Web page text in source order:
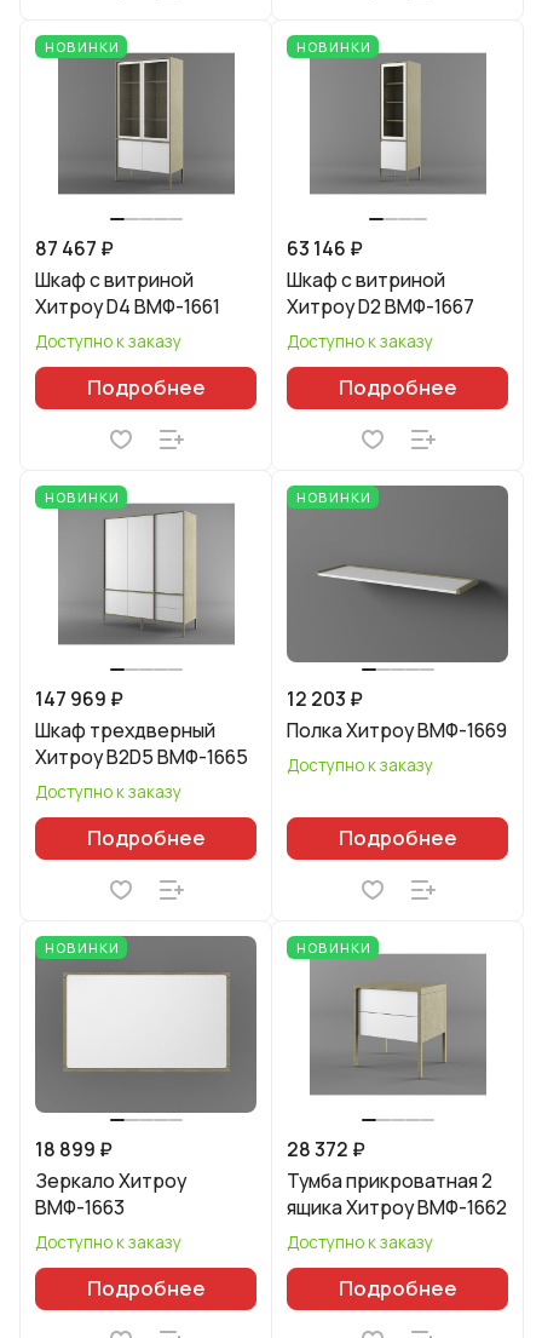
НОВИНКИ
87 467 ₽
Шкаф с витриной
Хитроу D4 ВМФ-1661
Доступно к заказу
Подробнее
НОВИНКИ
63 146 ₽
Шкаф с витриной
Хитроу D2 ВМФ-1667
Доступно к заказу
Подробнее
НОВИНКИ
147 969 ₽
Шкаф трехдверный
Хитроу В2D5 ВМФ-1665
Доступно к заказу
Подробнее
НОВИНКИ
12 203 ₽
Полка Хитроу ВМФ-1669
Доступно к заказу
Подробнее
НОВИНКИ
18 899 ₽
Зеркало Хитроу
ВМФ-1663
Доступно к заказу
Подробнее
НОВИНКИ
28 372 ₽
Тумба прикроватная 2
ящика Хитроу ВМФ-1662
Доступно к заказу
Подробнее